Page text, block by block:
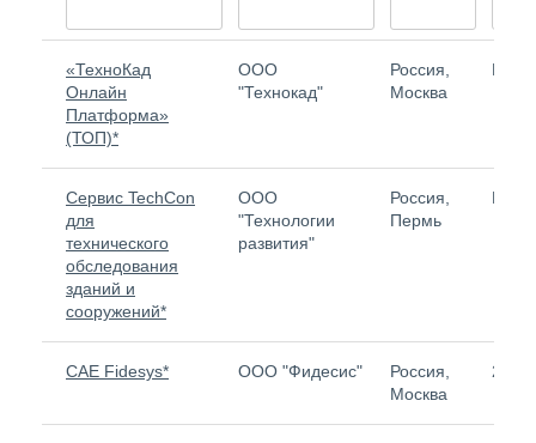
«ТехноКад
Онлайн
Платформа»
(ТОП)*
ООО
"Технокад"
Россия,
Москва
Нет
Сервис TechCon
для
технического
обследования
зданий и
сооружений*
ООО
"Технологии
развития"
Россия,
Пермь
Нет
CAE Fidesys* ООО "Фидесис"
Россия,
Москва
2 570